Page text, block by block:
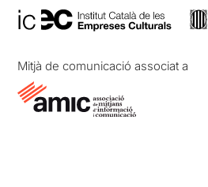
Mitjà de comunicació associat a